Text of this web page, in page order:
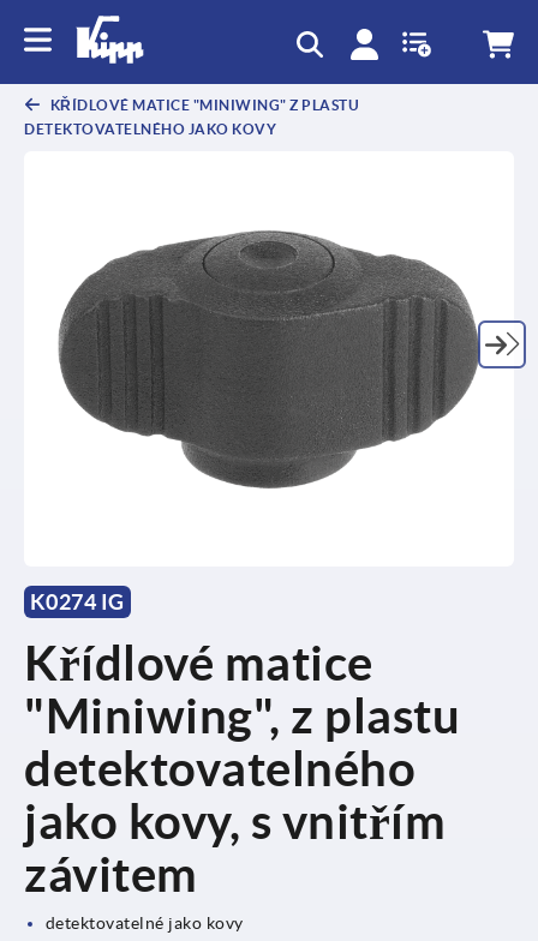
KŘÍDLOVÉ MATICE "MINIWING" Z PLASTU
DETEKTOVATELNÉHO JAKO KOVY
K0274 IG
Křídlové matice
"Miniwing", z plastu
detektovatelného
jako kovy, s vnitřím
závitem
detektovatelné jako kovy